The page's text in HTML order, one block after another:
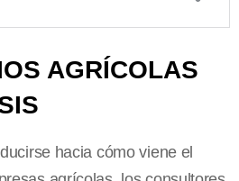
AGRÍCOLAS
hacia cómo viene el